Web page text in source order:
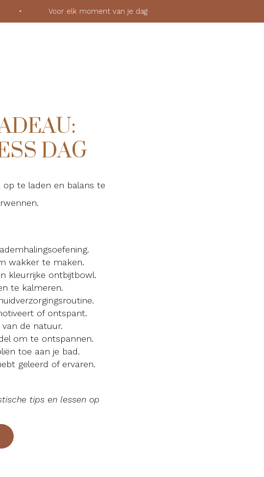
• Voor elk moment van je dag
DAG
te laden en balans te
wakker te maken.
kleurrijke ontbijtbowl.
te kalmeren.
of ontspant.
de natuur.
om te ontspannen.
toe aan je bad.
geleerd of ervaren.
tips en lessen op